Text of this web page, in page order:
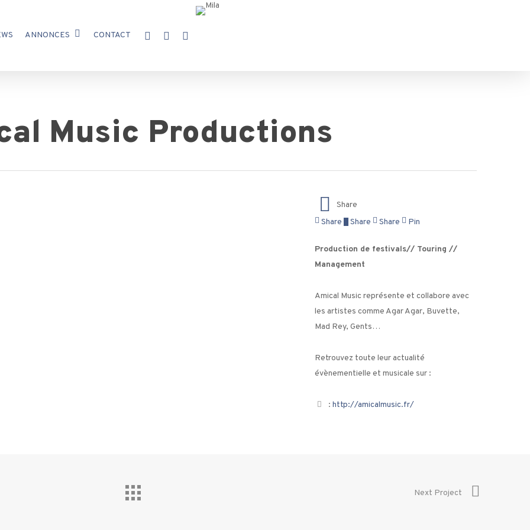
ANNONCES CONTACT FACEBOOKINSTAGRAM
Music Productions
Share
Share
Share Share Pin
Production de festivals// Touring //
Management
Amical Music représente et collabore avec
les artistes comme Agar Agar, Buvette,
Mad Rey, Gents…
Retrouvez toute leur actualité
évènementielle et musicale sur :
: http://amicalmusic.fr/
Next Project